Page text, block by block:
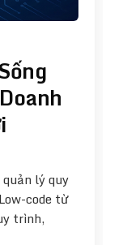
lý quy
code từ
trình,